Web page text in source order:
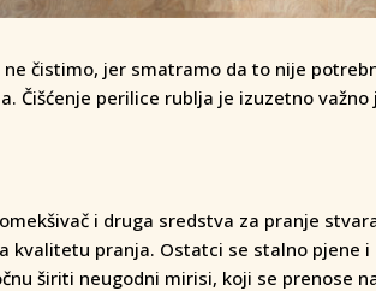
čistimo, jer smatramo da to nije
Čišćenje perilice rublja je izuzetno važno
i druga sredstva za pranje
pranja. Ostatci se stalno pjene i
širiti neugodni mirisi, koji se prenose